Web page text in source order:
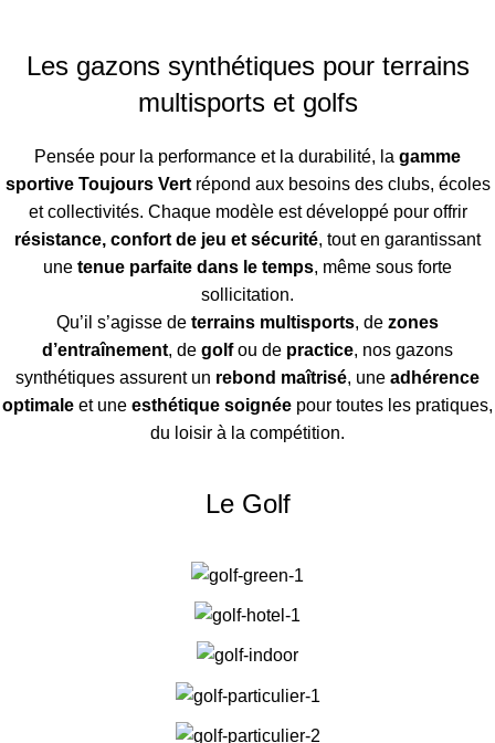
Les gazons synthétiques pour terrains
multisports et golfs
Pensée pour la performance et la durabilité, la gamme
sportive Toujours Vertrépond aux besoins des clubs, écoles
et collectivités. Chaque modèle est développé pour offrir
résistance, confort de jeu et sécurité, tout en garantissant
une tenue parfaite dans le temps, même sous forte
sollicitation.
Qu’il s’agisse de terrains multisports, de zones
d’entraînement, de golfou de practice, nos gazons
synthétiques assurent un rebond maîtrisé, une adhérence
optimale et une esthétique soignée pour toutes les pratiques,
du loisir à la compétition.
Le Golf